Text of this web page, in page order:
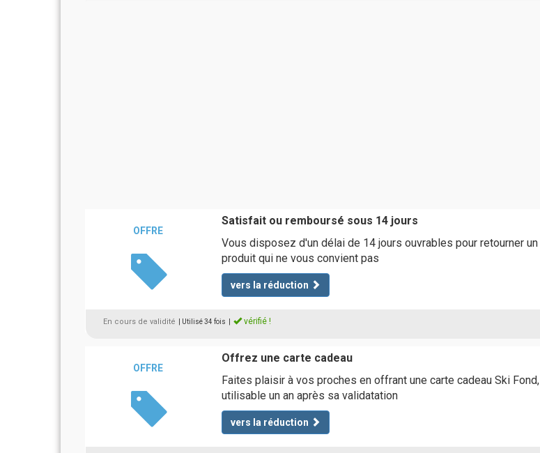
OFFRE
Satisfait ou remboursé sous 14 jours
Vous disposez d'un délai de 14 jours ouvrables pour retourner un
produit qui ne vous convient pas
vers la réduction
En cours de validité | Utilisé 34 fois vérifié !
OFFRE
Offrez une carte cadeau
Faites plaisir à vos proches en offrant une carte cadeau Ski Fond,
utilisable un an après sa validatation
vers la réduction